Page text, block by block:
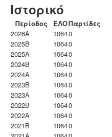
Ιστορικό
Περίοδος ΕΛΟΠαρτίδες
2026A
10640
2025B
10640
2025A
10640
2024B
10640
2024A
10640
2023B
10640
2023Α
10640
2022B
10640
2022A
10640
2021B
10640